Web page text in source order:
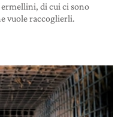
ermellini, di cui ci sono
vuole raccoglierli.